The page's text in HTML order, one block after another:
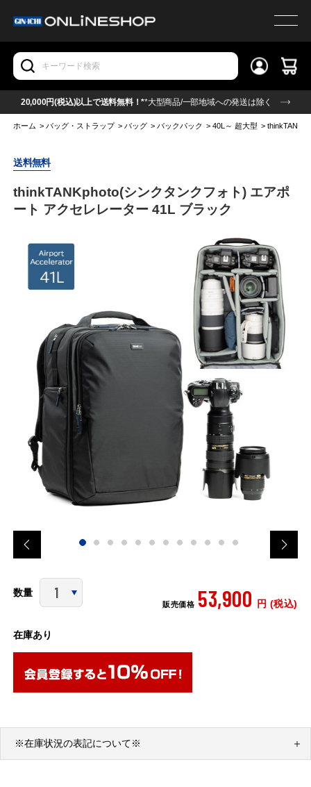
20,000円(税込)以上で送料無料！**大型商品/一部地域への発送は除く
ホーム >バッグ・ストラップ >バッグ >バックパック >40L～ 超大型 >
送料無料
thinkTANKphoto(シンクタンクフォト) エアポ
ート アクセレレーター 41L ブラック
数量
販売価格 53,900 円 (税込)
在庫あり
※在庫状況の表記について※